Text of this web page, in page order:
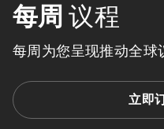
每周 议程
每周为您呈现推动全球
立即